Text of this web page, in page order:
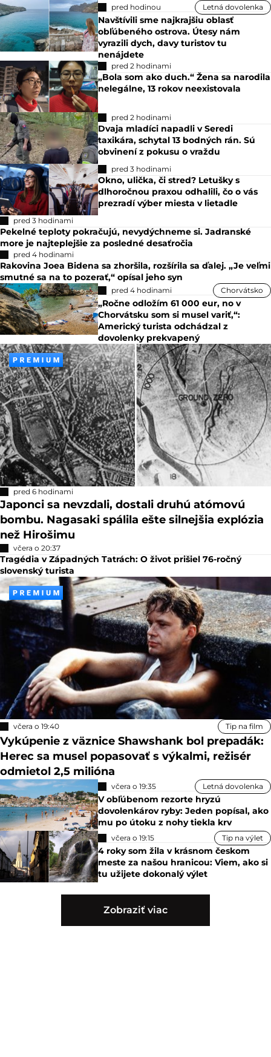
pred hodinou Letná dovolenka
Navštívili sme najkrajšiu oblasť
obľúbeného ostrova. Útesy nám
vyrazili dych, davy turistov tu
nenájdete
pred 2 hodinami
„Bola som ako duch.“ Žena sa narodila
nelegálne, 13 rokov neexistovala
pred 2 hodinami
Dvaja mladíci napadli v Seredi
taxikára, schytal 13 bodných rán. Sú
obvinení z pokusu o vraždu
pred 3 hodinami
Okno, ulička, či stred? Letušky s
dlhoročnou praxou odhalili, čo o vás
prezradí výber miesta v lietadle
pred 3 hodinami
Pekelné teploty pokračujú, nevydýchneme si. Jadranské
more je najteplejšie za posledné desaťročia
pred 4 hodinami
Rakovina Joea Bidena sa zhoršila, rozšírila sa ďalej. „Je veľmi
smutné sa na to pozerať,“ opísal jeho syn
pred 4 hodinami Chorvátsko
„Ročne odložím 61 000 eur, no v
Chorvátsku som si musel variť,“:
Americký turista odchádzal z
dovolenky prekvapený
pred 6 hodinami
Japonci sa nevzdali, dostali druhú atómovú
bombu. Nagasaki spálila ešte silnejšia explózia
než Hirošimu
včera o 20:37
Tragédia v Západných Tatrách: O život prišiel 76-ročný
slovenský turista
včera o 19:40 Tip na film
Vykúpenie z väznice Shawshank bol prepadák:
Herec sa musel popasovať s výkalmi, režisér
odmietol 2,5 milióna
včera o 19:35 Letná dovolenka
V obľúbenom rezorte hryzú
dovolenkárov ryby: Jeden popísal, ako
mu po útoku z nohy tiekla krv
včera o 19:15 Tip na výlet
4 roky som žila v krásnom českom
meste za našou hranicou: Viem, ako si
tu užijete dokonalý výlet
Zobraziť viac